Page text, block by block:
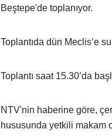
Beştepe'de toplanıyor.
Toplantıda dün Meclis’e
Toplantı saat 15.30’da
NTV'nin haberine göre,
hususunda yetkili makam